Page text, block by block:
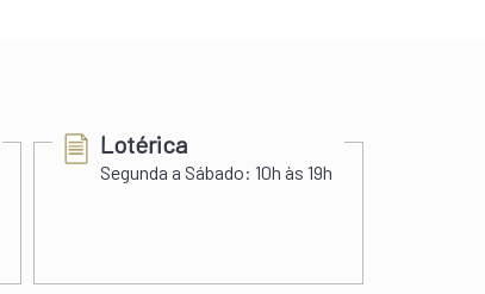
Lotérica
Segunda a Sábado: 10h às 19h